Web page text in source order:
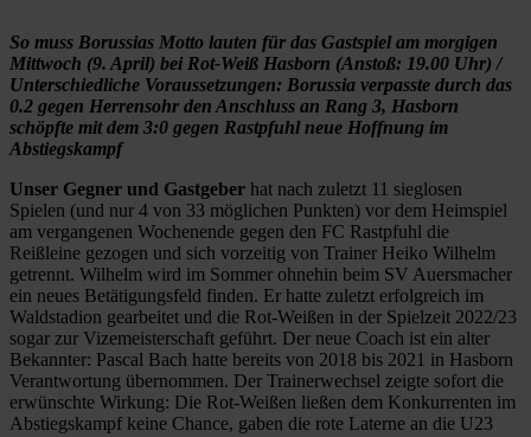
So muss Borussias Motto lauten für das Gastspiel am morgigen
Mittwoch (9. April) bei Rot-Weiß Hasborn (Anstoß: 19.00 Uhr) /
Unterschiedliche Voraussetzungen: Borussia verpasste durch das
0.2 gegen Herrensohr den Anschluss an Rang 3, Hasborn
schöpfte mit dem 3:0 gegen Rastpfuhl neue Hoffnung im
Abstiegskampf
Unser Gegner und Gastgeber hat nach zuletzt 11 sieglosen
Spielen (und nur 4 von 33 möglichen Punkten) vor dem Heimspiel
am vergangenen Wochenende gegen den FC Rastpfuhl die
Reißleine gezogen und sich vorzeitig von Trainer Heiko Wilhelm
getrennt. Wilhelm wird im Sommer ohnehin beim SV Auersmacher
ein neues Betätigungsfeld finden. Er hatte zuletzt erfolgreich im
Waldstadion gearbeitet und die Rot-Weißen in der Spielzeit 2022/23
sogar zur Vizemeisterschaft geführt. Der neue Coach ist ein alter
Bekannter: Pascal Bach hatte bereits von 2018 bis 2021 in Hasborn
Verantwortung übernommen. Der Trainerwechsel zeigte sofort die
erwünschte Wirkung: Die Rot-Weißen ließen dem Konkurrenten im
Abstiegskampf keine Chance, gaben die rote Laterne an die U23